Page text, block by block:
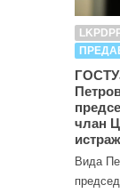
члан
Вида